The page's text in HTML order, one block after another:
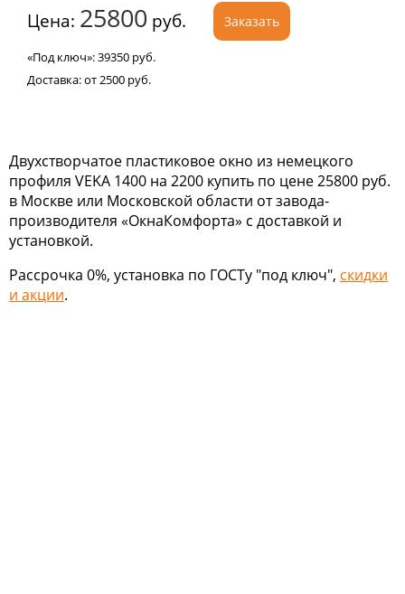
Цена: 25800 руб.
«Под ключ»:39350 руб.
Доставка:от 2500 руб.
Заказать
Двухстворчатое пластиковое окно из немецкого
профиля VEKA 1400 на 2200 купить по цене 25800 руб.
в Москве или Московской области от завода-
производителя «ОкнаКомфорта» с доставкой и
установкой.
Рассрочка 0%, установка по ГОСТу "под ключ", скидки
и акции.